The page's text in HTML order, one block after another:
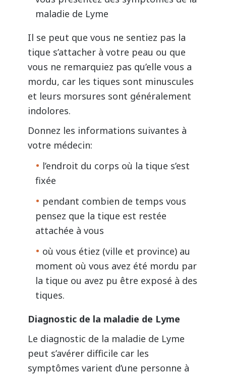
maladie de Lyme
Il se peut que vous ne sentiez pas la
tique s’attacher à votre peau ou que
vous ne remarquiez pas qu’elle vous a
mordu, car les tiques sont minuscules
et leurs morsures sont généralement
indolores.
Donnez les informations suivantes à
votre médecin:
l’endroit du corps où la tique s’est
fixée
pendant combien de temps vous
pensez que la tique est restée
attachée à vous
où vous étiez (ville et province) au
moment où vous avez été mordu par
la tique ou avez pu être exposé à des
tiques.
Diagnostic de la maladie de Lyme
Le diagnostic de la maladie de Lyme
peut s’avérer difficile car les
symptômes varient d’une personne à